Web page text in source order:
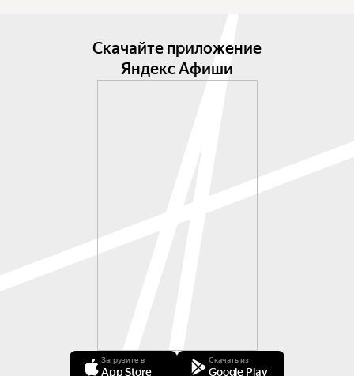
Скачайте приложение
Яндекс Афиши
Загрузите в
App Store
Скачать из
Google Play